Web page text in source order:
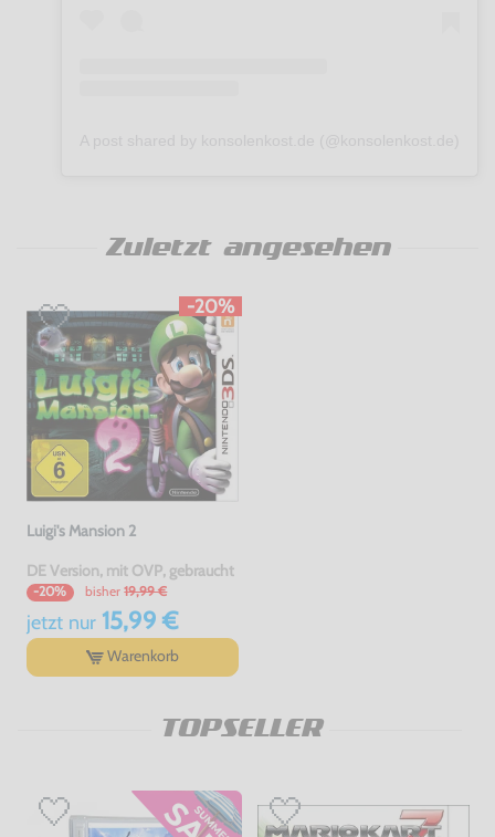
Zuletzt angesehen
-20%
Luigi's Mansion 2
DE Version, mit OVP, gebraucht
-20% bisher 19,99 €
jetzt nur15,99 €
Warenkorb
TOPSELLER